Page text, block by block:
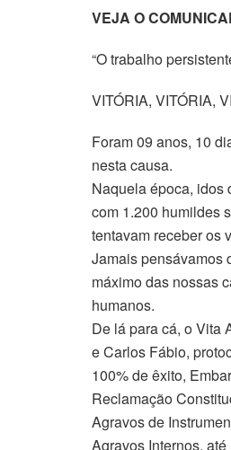
VEJA O
“O trabalho
VITÓRIA, VITÓRIA,
Foram 09 anos, 10
nesta causa.
Naquela época, idos
com 1.200 humildes
tentavam receber os
Jamais pensávamos
máximo das nossas
humanos.
De lá para cá, o Vita
e Carlos Fábio,
100% de êxito,
Reclamação
Agravos de
Agravos Internos,